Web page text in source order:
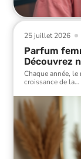
25 juillet 2026
Parfum
Découvrez
Chaque année,
croissance de la…